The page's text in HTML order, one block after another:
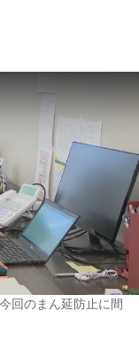
回のまん延防止に間